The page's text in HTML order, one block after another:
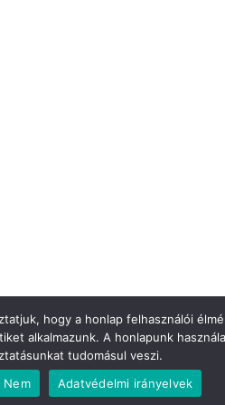
hogy a honlap felhasználói
alkalmazunk. A honlapunk
tudomásul veszi.
Nem Adatvédelmi irányelvek